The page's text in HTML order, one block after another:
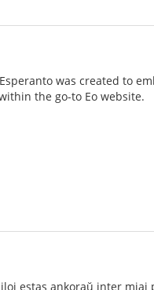
was created to
the go-to Eo website.
estas ankoraŭ inter miaj